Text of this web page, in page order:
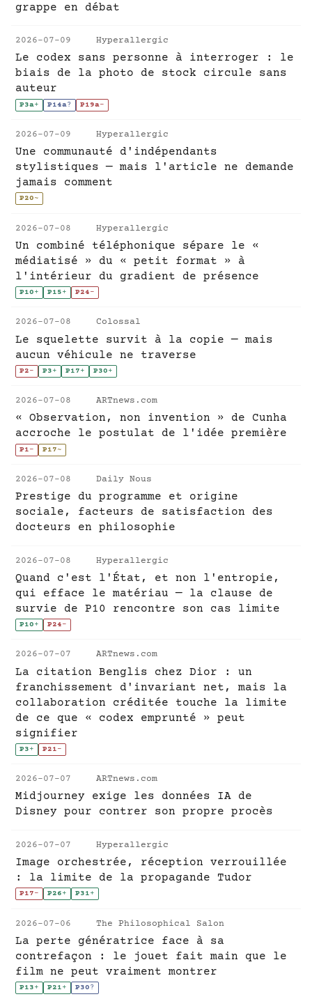
grappe en débat
2026-07-09 Hyperallergic
Le codex sans personne à interroger : le
biais de la photo de stock circule sans
auteur
P3a+ P14a? P19a-
2026-07-09 Hyperallergic
Une communauté d'indépendants
stylistiques — mais l'article ne demande
jamais comment
P20~
2026-07-08 Hyperallergic
Un combiné téléphonique sépare le «
médiatisé » du « petit format » à
l'intérieur du gradient de présence
P10+ P15+ P24-
2026-07-08 Colossal
Le squelette survit à la copie — mais
aucun véhicule ne traverse
P2- P3+ P17+ P30+
2026-07-08 ARTnews.com
« Observation, non invention » de Cunha
accroche le postulat de l'idée première
P1- P17~
2026-07-08 Daily Nous
Prestige du programme et origine
sociale, facteurs de satisfaction des
docteurs en philosophie
2026-07-08 Hyperallergic
Quand c'est l'État, et non l'entropie,
qui efface le matériau — la clause de
survie de P10 rencontre son cas limite
P10+ P24-
2026-07-07 ARTnews.com
La citation Benglis chez Dior : un
franchissement d'invariant net, mais la
collaboration créditée touche la limite
de ce que « codex emprunté » peut
signifier
P3+ P21-
2026-07-07 ARTnews.com
Midjourney exige les données IA de
Disney pour contrer son propre procès
2026-07-07 Hyperallergic
Image orchestrée, réception verrouillée
: la limite de la propagande Tudor
P17- P26+ P31+
2026-07-06 The Philosophical Salon
La perte génératrice face à sa
contrefaçon : le jouet fait main que le
film ne peut vraiment montrer
P13+ P21+ P30?